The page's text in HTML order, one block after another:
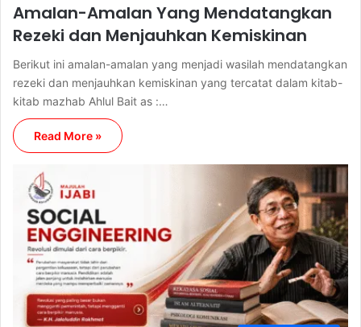
Amalan-Amalan Yang Mendatangkan
Rezeki dan Menjauhkan Kemiskinan
Berikut ini amalan-amalan yang menjadi wasilah mendatangkan
rezeki dan menjauhkan kemiskinan yang tercatat dalam kitab-
kitab mazhab Ahlul Bait as :…
Read More »